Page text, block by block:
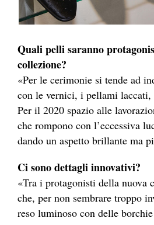
Quali pelli saranno
collezione?
«Per le cerimonie si tende ad
con le vernici, i pellami
Per il 2020 spazio alle
che rompono con l’eccessiva
dando un aspetto brillante ma
Ci sono dettagli innovativi?
«Tra i protagonisti della nuova
che, per non sembrare troppo
reso luminoso con delle